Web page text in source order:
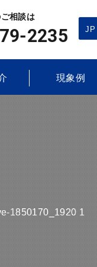
相談は
2235 JP
現象例
1850170_1920 1